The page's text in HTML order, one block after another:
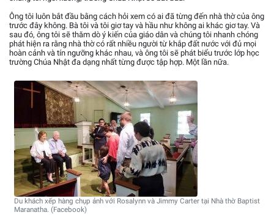
Ông tôi luôn bắt đầu bằng cách hỏi xem có ai đã từng đến nhà thờ của ông
trước đây không. Bà tôi và tôi giơ tay và hầu như không ai khác giơ tay. Và
sau đó, ông tôi sẽ thăm dò ý kiến của giáo dân và chúng tôi nhanh chóng
phát hiện ra rằng nhà thờ có rất nhiều người từ khắp đất nước với đủ mọi
hoàn cảnh và tín ngưỡng khác nhau, và ông tôi sẽ phát biểu trước lớp học
trường Chúa Nhật đa dạng nhất từng được tập hợp. Một lần nữa.
Du khách xếp hàng chụp ảnh với Rosalynn và Jimmy Carter tại Nhà thờ Baptist
Maranatha. (Facebook)